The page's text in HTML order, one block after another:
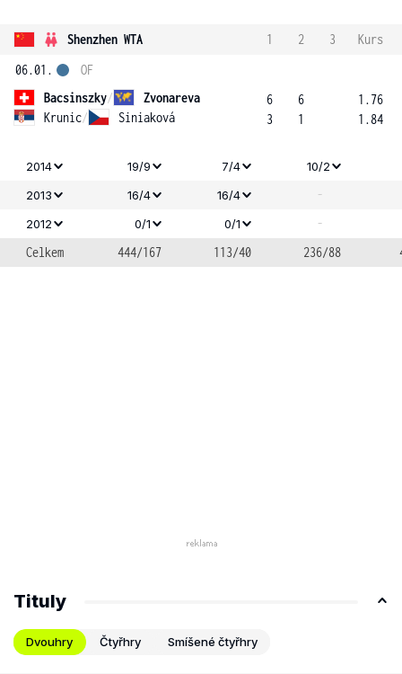
Shenzhen WTA 1 2 3
Kurs
06.01.
Bacsinszky/
Zvonareva
Krunic/ Siniaková
OF
6
3
6
1
1.76
1.84
2014 19/9 7/4 10/2
2013
16/4 16/4 -
2012 0/1 0/1
-
Celkem
444/167 113/40 236/88
Tituly
Dvouhry Čtyřhry Smíšené čtyřhry